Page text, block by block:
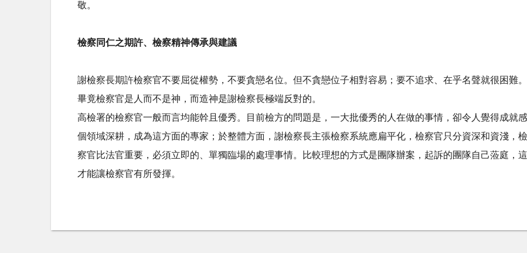
敬。
檢察同仁之期許、檢察精神傳承與建議
謝檢察長期許檢察官不要屈從權勢，不要貪戀名位。但不貪戀位子相對容易；要不追求、在乎名聲就很困難
畢竟檢察官是人而不是神，而造神是謝檢察長極端反對的。
高檢署的檢察官一般而言均能幹且優秀。目前檢方的問題是，一大批優秀的人在做的事情，卻令人覺得成就
個領域深耕，成為這方面的專家；於整體方面，謝檢察長主張檢察系統應扁平化，檢察官只分資深和資淺，
察官比法官重要，必須立即的、單獨臨場的處理事情。比較理想的方式是團隊辦案，起訴的團隊自己蒞庭，
才能讓檢察官有所發揮。